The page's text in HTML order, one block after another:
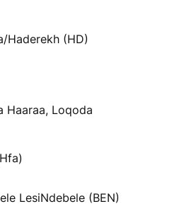
Haderekh (HD)
Haaraa, Loqoda
LesiNdebele (BEN)